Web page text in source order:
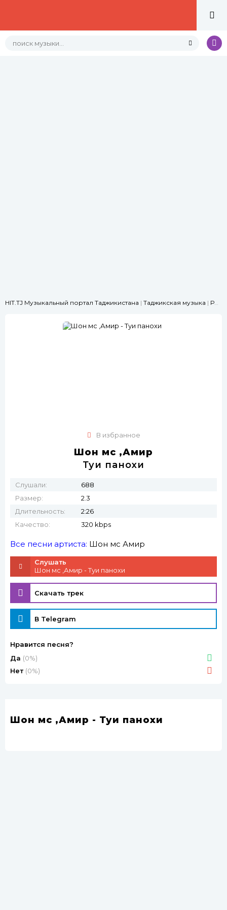
HIT.TJ Музыкальный портал Таджикистана | Таджикская музыка | РЭП
В избранное
Шон мс ,Амир
Туи панохи
Слушали:
688
Размер:
2.3
Длительность:
2:26
Качество:
320 kbps
Все песни артиста: Шон мс Амир
Слушать
Шон мс ,Амир - Туи панохи
Скачать трек
В Telegram
Нравится песня?
Да (0%)
Нет (0%)
Шон мс ,Амир - Туи панохи